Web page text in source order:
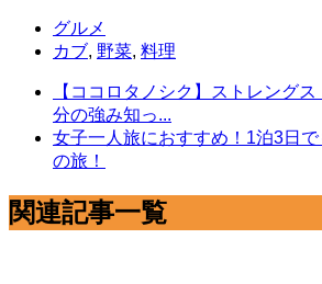
グルメ
カブ, 野菜, 料理
【ココロタノシク】ストレング
分の強み知っ...
女子一人旅におすすめ！1泊3日
の旅！
関連記事一覧